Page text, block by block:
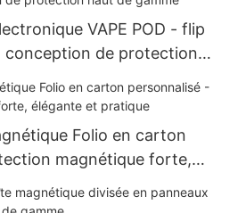
VAPE POD - flip
conception de protection
Folio en carton
magnétique forte,